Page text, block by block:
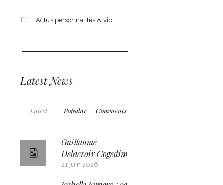
Actus personnalités & vip
Latest News
Latest Popular Comments
Guillaume
Delacroix Cogedim
21 juin 2026